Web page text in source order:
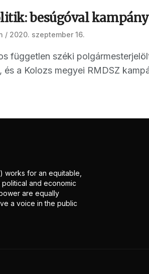
besúgóval
2020. szeptember 16.
független széki
és a Kolozs megyei RMDSZ
works for an equitable,
and economic
are equally
a voice in the public